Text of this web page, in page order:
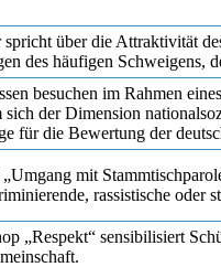
über die Attraktivität
des häufigen Schweigens,
besuchen im Rahmen
sich der Dimension
für die Bewertung der
mit
rassistische oder
„Respekt“ sensibilisiert